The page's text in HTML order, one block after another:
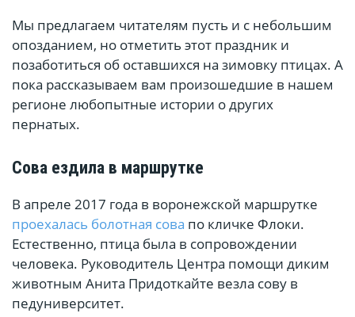
Мы предлагаем читателям пусть и с небольшим
опозданием, но отметить этот праздник и
позаботиться об оставшихся на зимовку птицах. А
пока рассказываем вам произошедшие в нашем
регионе любопытные истории о других
пернатых.
Сова ездила в маршрутке
В апреле 2017 года в воронежской маршрутке
проехалась болотная сова по кличке Флоки.
Естественно, птица была в сопровождении
человека. Руководитель Центра помощи диким
животным Анита Придоткайте везла сову в
педуниверситет.